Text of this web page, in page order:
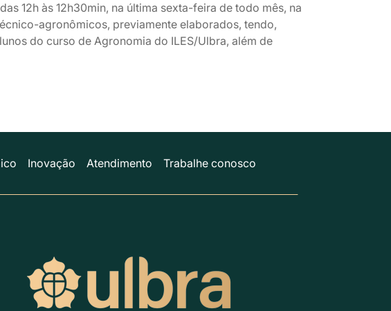
12h às 12h30min, na última sexta-feira de todo mês, na
agronômicos, previamente elaborados, tendo,
do curso de Agronomia do ILES/Ulbra, além de
Inovação Atendimento Trabalhe conosco